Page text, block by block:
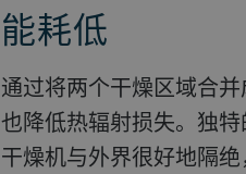
能耗低
通过将两个干燥区域合并
也降低热辐射损失。独
干燥机与外界很好地隔绝